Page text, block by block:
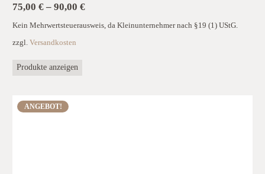
75,00 € – 90,00 €
Kein Mehrwertsteuerausweis, da Kleinunternehmer nach §19 (1) UStG.
zzgl. Versandkosten
Produkte anzeigen
ANGEBOT!